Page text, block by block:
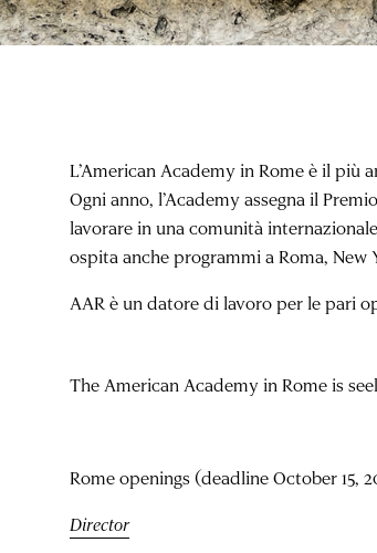
L’American Academy in Rome è il
Ogni anno, l’Academy assegna il
lavorare in una comunità
ospita anche programmi a Roma, New
AAR è un datore di lavoro per le pari
The American Academy in Rome is
Rome openings (deadline October 15,
Director